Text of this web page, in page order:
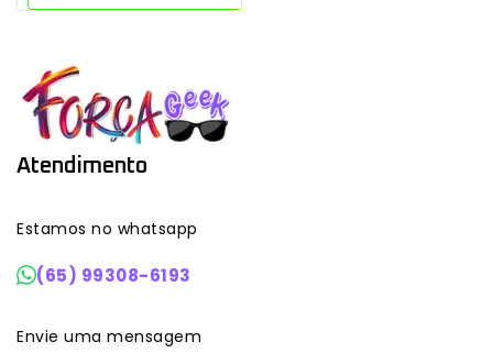
Atendimento
Estamos no whatsapp
(65) 99308-6193
Envie uma mensagem